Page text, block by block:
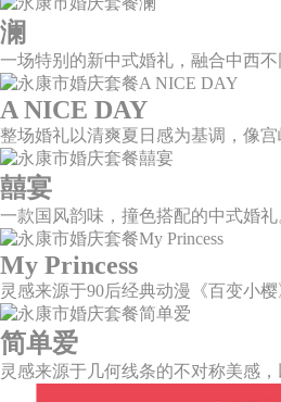
澜
A NICE DAY
囍宴
My Princess
简单爱